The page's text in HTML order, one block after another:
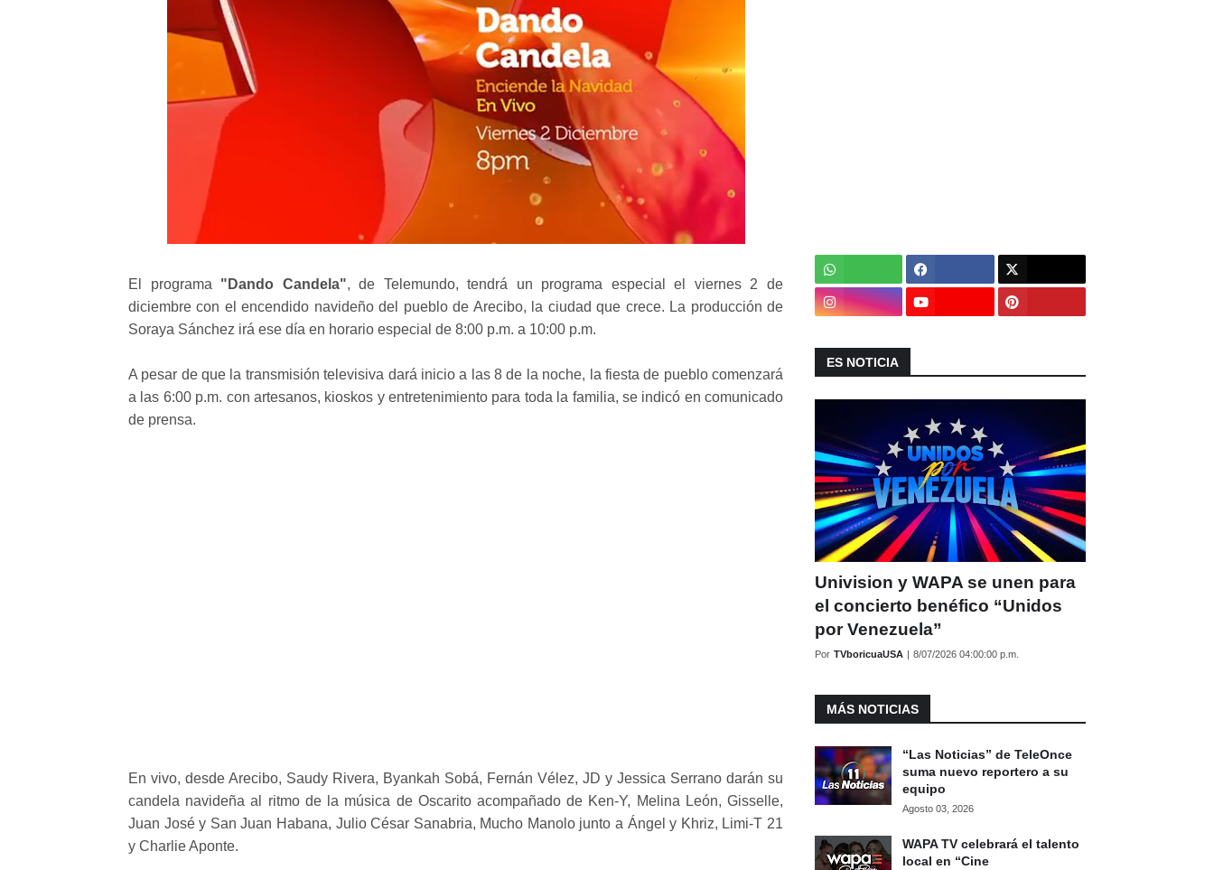
El programa "Dando Candela", de Telemundo, tendrá un programa especial el viernes 2 de
diciembre con el encendido navideño del pueblo de Arecibo, la ciudad que crece. La producción de
Soraya Sánchez irá ese día en horario especial de 8:00 p.m. a 10:00 p.m.
A pesar de que la transmisión televisiva dará inicio a las 8 de la noche, la fiesta de pueblo comenzará
a las 6:00 p.m. con artesanos, kioskos y entretenimiento para toda la familia, se indicó en comunicado
de prensa.
En vivo, desde Arecibo, Saudy Rivera, Byankah Sobá, Fernán Vélez, JD y Jessica Serrano darán su
candela navideña al ritmo de la música de Oscarito acompañado de Ken-Y, Melina León, Gisselle,
Juan José y San Juan Habana, Julio César Sanabria, Mucho Manolo junto a Ángel y Khriz, Limi-T 21
y Charlie Aponte.
ES NOTICIA
Univision y WAPA se unen para
el concierto benéfico “Unidos
por Venezuela”
Por TVboricuaUSA | 8/07/2026 04:00:00 p.m.
MÁS NOTICIAS
“Las Noticias” de TeleOnce
suma nuevo reportero a su
equipo
Agosto 03, 2026
WAPA TV celebrará el talento
local en “Cine